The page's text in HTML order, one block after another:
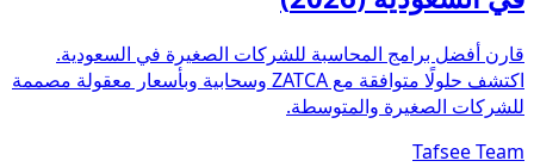
قارن أفضل برامج المحاسبة للشركات الصغيرة في السعودية.
اكتشف حلولًا متوافقة مع ZATCA وسحابية وبأسعار معقولة مصممة
للشركات الصغيرة والمتوسطة.
Tafsee Team